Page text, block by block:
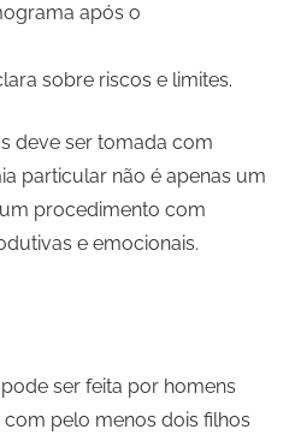
após o
sobre riscos e limites.
deve ser tomada com
particular não é apenas um
procedimento com
e emocionais.
ser feita por homens
pelo menos dois filhos